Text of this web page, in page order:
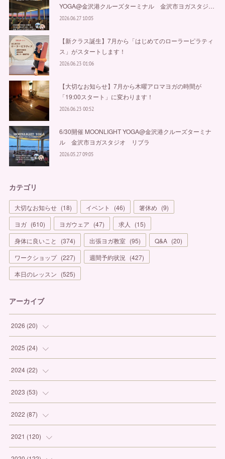
YOGA@金沢港クルーズターミナル 金沢市ヨガスタジ…
2026.06.27 10:05
【新クラス誕生】7月から「はじめてのローラーピラティ
ス」がスタートします！
2026.06.23 01:06
【大切なお知らせ】7月から木曜アロマヨガの時間が
「19:00スタート」に変わります！
2026.06.23 00:52
6/30開催 MOONLIGHT YOGA@金沢港クルーズターミナ
ル 金沢市ヨガスタジオ リブラ
2026.05.27 09:05
カテゴリ
大切なお知らせ (18) イベント (46) 箸休め (9)
ヨガ (610) ヨガウェア (47) 求人 (15)
身体に良いこと
(374) 出張ヨガ教室 (95) Q&A (20)
ワークショップ (227) 週間予約状況 (427)
本日のレッスン (525)
アーカイブ
2026 (20)
(1
(3
(6
(5
2025 (24)
(1
(7
(3
(4)
2024 (22)
(1
(1
(2)
(2)
2023 (53)
(6
(1)
(3)
2022 (87)
(12
(9)
2021 (120)